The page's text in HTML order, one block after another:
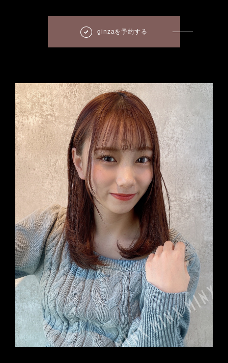
ginzaを予約する